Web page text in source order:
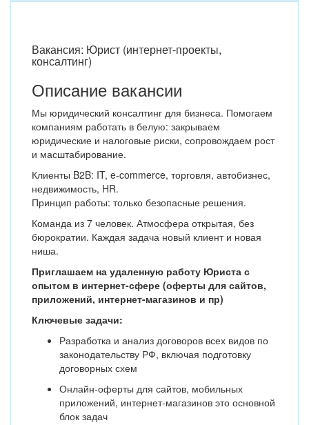
Вакансия: Юрист (интернет-проекты,
консалтинг)
Описание вакансии
Мы юридический консалтинг для бизнеса. Помогаем
компаниям работать в белую: закрываем
юридические и налоговые риски, сопровождаем рост
и масштабирование.
Клиенты B2B: IT, e-commerce, торговля, автобизнес,
недвижимость, HR.
Принцип работы: только безопасные решения.
Команда из 7 человек. Атмосфера открытая, без
бюрократии. Каждая задача новый клиент и новая
ниша.
Приглашаем на удаленную работу Юриста с
опытом в интернет-сфере (оферты для сайтов,
приложений, интернет-магазинов и пр)
Ключевые задачи:
Разработка и анализ договоров всех видов по
законодательству РФ, включая подготовку
договорных схем
Онлайн-оферты для сайтов, мобильных
приложений, интернет-магазинов это основной
блок задач